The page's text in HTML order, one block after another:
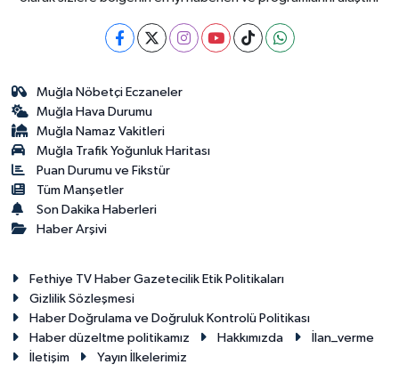
Muğla Nöbetçi Eczaneler
Muğla Hava Durumu
Muğla Namaz Vakitleri
Muğla Trafik Yoğunluk Haritası
Puan Durumu ve Fikstür
Tüm Manşetler
Son Dakika Haberleri
Haber Arşivi
Fethiye TV Haber Gazetecilik Etik Politikaları
Gizlilik Sözleşmesi
Haber Doğrulama ve Doğruluk Kontrolü Politikası
Haber düzeltme politikamız
Hakkımızda
İlan_verme
İletişim
Yayın İlkelerimiz